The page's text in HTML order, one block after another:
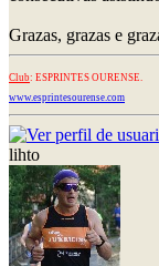
Grazas, grazas e
Club: ESPRINTES OURENSE.
www.esprintesourense.com
lihto